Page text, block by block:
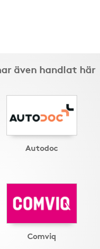
även handlat här
Autodoc
Comviq